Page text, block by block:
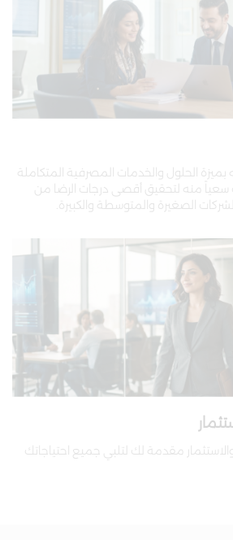
بميزة الحلول والخدمات المصرفية المتكاملة
منه لتحقيق أقصى درجات الرضا من
الصغيرة والمتوسطة والكبيرة.
مقدمة لك لتلبي جميع احتياجاتك